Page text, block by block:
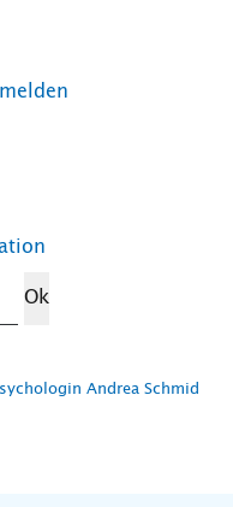
Andrea Schmid